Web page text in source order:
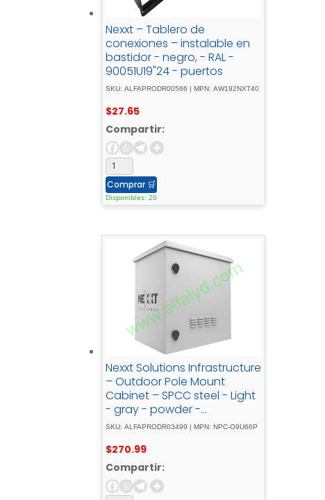
Nexxt – Tablero de
conexiones – instalable en
bastidor - negro, - RAL -
90051U19"24 - puertos
SKU: ALFAPRODR00566 | MPN: AW192NXT40
$27.65
Compartir:
Comprar 🛒
Disponibles: 20
Nexxt Solutions Infrastructure
– Outdoor Pole Mount
Cabinet – SPCC steel - Light
- gray - powder -
coatIncluye - acc - mont -
SKU: ALFAPRODR03499 | MPN: NPC-O9U66P
$270.99
Compartir: